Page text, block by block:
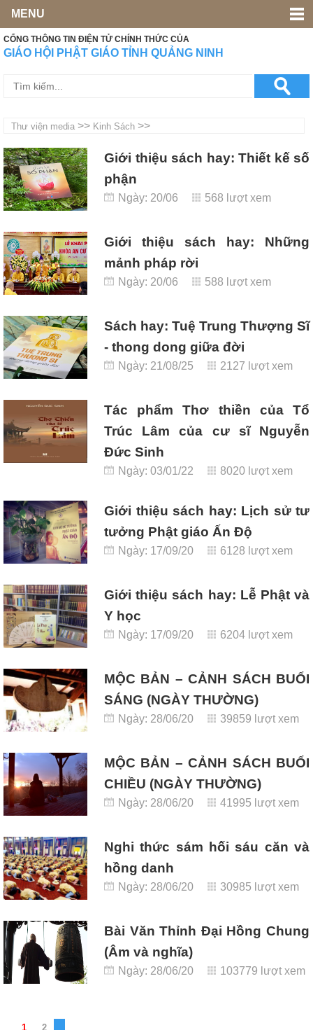
MENU
CỔNG THÔNG TIN ĐIỆN TỬ CHÍNH THỨC CỦA
GIÁO HỘI PHẬT GIÁO TỈNH QUẢNG NINH
Thư viện media >> Kinh Sách >>
Giới thiệu sách hay: Thiết kế số
phận
Ngày: 20/06 568 lượt xem
Giới thiệu sách hay: Những
mảnh pháp rời
Ngày: 20/06 588 lượt xem
Sách hay: Tuệ Trung Thượng Sĩ
- thong dong giữa đời
Ngày: 21/08/25 2127 lượt xem
Tác phẩm Thơ thiền của Tổ
Trúc Lâm của cư sĩ Nguyễn
Đức Sinh
Ngày: 03/01/22 8020 lượt xem
Giới thiệu sách hay: Lịch sử tư
tưởng Phật giáo Ấn Độ
Ngày: 17/09/20 6128 lượt xem
Giới thiệu sách hay: Lễ Phật và
Y học
Ngày: 17/09/20 6204 lượt xem
MỘC BẢN – CẢNH SÁCH BUỔI
SÁNG (NGÀY THƯỜNG)
Ngày: 28/06/20 39859 lượt xem
MỘC BẢN – CẢNH SÁCH BUỔI
CHIỀU (NGÀY THƯỜNG)
Ngày: 28/06/20 41995 lượt xem
Nghi thức sám hối sáu căn và
hồng danh
Ngày: 28/06/20 30985 lượt xem
Bài Văn Thỉnh Đại Hồng Chung
(Âm và nghĩa)
Ngày: 28/06/20 103779 lượt xem
1 2